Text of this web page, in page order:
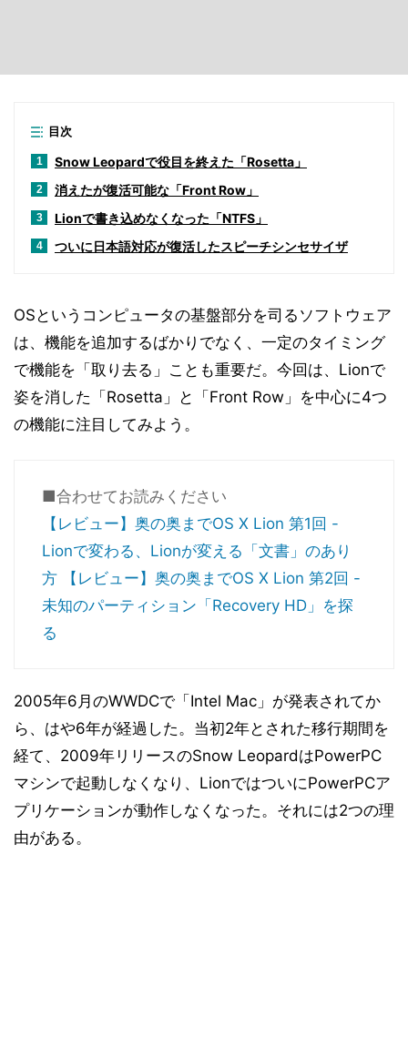
目次
1 Snow Leopardで役目を終えた「Rosetta」
2 消えたが復活可能な「Front Row」
3 Lionで書き込めなくなった「NTFS」
4 ついに日本語対応が復活したスピーチシンセサイザ
OSというコンピュータの基盤部分を司るソフトウェア
は、機能を追加するばかりでなく、一定のタイミング
で機能を「取り去る」ことも重要だ。今回は、Lionで
姿を消した「Rosetta」と「Front Row」を中心に4つ
の機能に注目してみよう。
■合わせてお読みください
【レビュー】奥の奥までOS X Lion 第1回 -
Lionで変わる、Lionが変える「文書」のあり
方
【レビュー】奥の奥までOS X Lion 第2回 -
未知のパーティション「Recovery HD」を探
る
2005年6月のWWDCで「Intel Mac」が発表されてか
ら、はや6年が経過した。当初2年とされた移行期間を
経て、2009年リリースのSnow LeopardはPowerPC
マシンで起動しなくなり、LionではついにPowerPCア
プリケーションが動作しなくなった。それには2つの理
由がある。